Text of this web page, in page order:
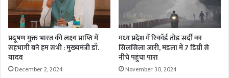
प्रदूषण मुक्त भारत की लक्ष्य प्राप्ति में
सहभागी बने हम सभी : मुख्‍यमंत्री डॉ.
यादव
December 2, 2024
मध्य प्रदेश में रिकॉर्ड तोड़ सर्दी का
सिलसिला जारी, मंडला में 7 डिग्री से
नीचे पहुंचा पारा
November 30, 2024